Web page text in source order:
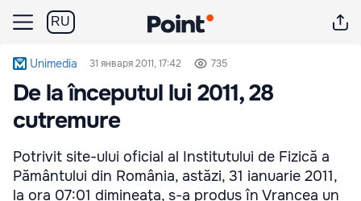
RU
Unimedia 31 января 2011, 17:42 735
De la începutul lui 2011, 28
cutremure
Potrivit site-ului oficial al Institutului de Fizică a
Pământului din România, astăzi, 31 ianuarie 2011,
la ora 07:01 dimineaţa, s-a produs în Vrancea un